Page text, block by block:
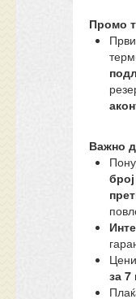
Промо
Важно
за